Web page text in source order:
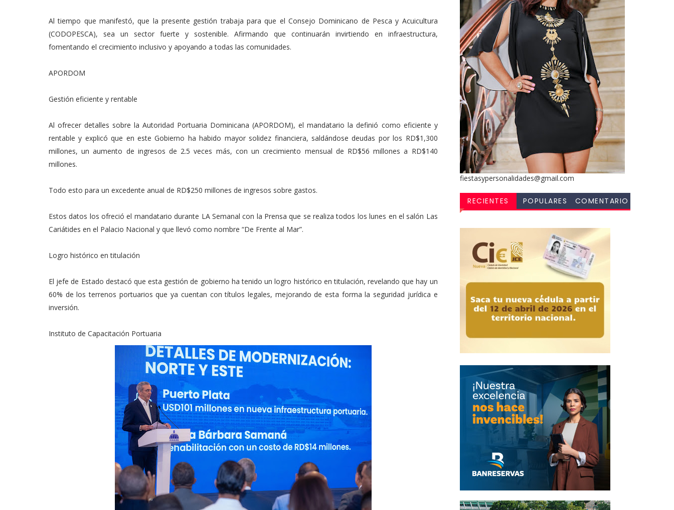
Al tiempo que manifestó, que la presente gestión trabaja para que el Consejo Dominicano de Pesca y Acuicultura
(CODOPESCA), sea un sector fuerte y sostenible. Afirmando que continuarán invirtiendo en infraestructura,
fomentando el crecimiento inclusivo y apoyando a todas las comunidades.
APORDOM
Gestión eficiente y rentable
Al ofrecer detalles sobre la Autoridad Portuaria Dominicana (APORDOM), el mandatario la definió como eficiente y
rentable y explicó que en este Gobierno ha habido mayor solidez financiera, saldándose deudas por los RD$1,300
millones, un aumento de ingresos de 2.5 veces más, con un crecimiento mensual de RD$56 millones a RD$140
millones.
Todo esto para un excedente anual de RD$250 millones de ingresos sobre gastos.
Estos datos los ofreció el mandatario durante LA Semanal con la Prensa que se realiza todos los lunes en el salón Las
Cariátides en el Palacio Nacional y que llevó como nombre “De Frente al Mar”.
Logro histórico en titulación
El jefe de Estado destacó que esta gestión de gobierno ha tenido un logro histórico en titulación, revelando que hay un
60% de los terrenos portuarios que ya cuentan con títulos legales, mejorando de esta forma la seguridad jurídica e
inversión.
Instituto de Capacitación Portuaria
fiestasypersonalidades@gmail.com
RECIENTES POPULARES
COMENTARIO